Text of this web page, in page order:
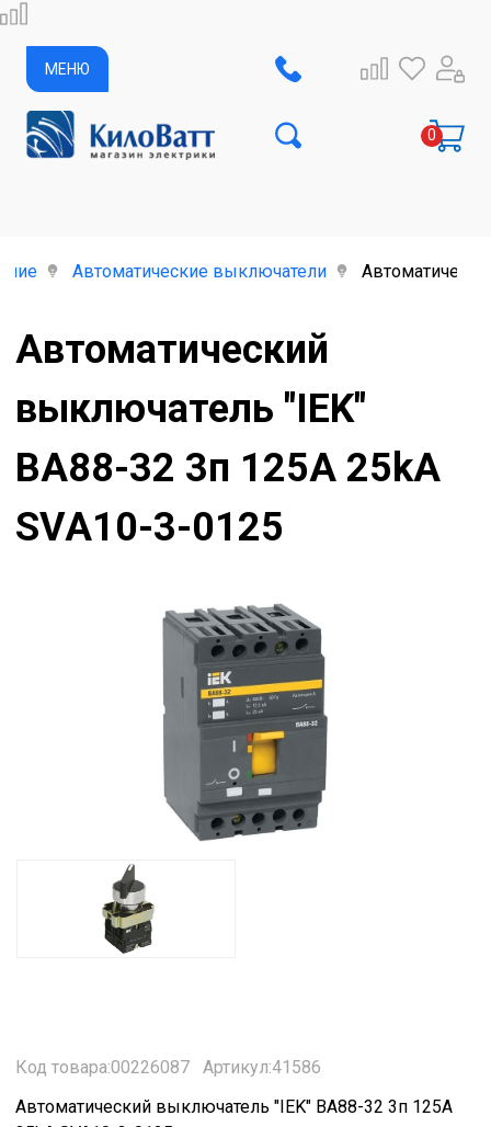
МЕНЮ
Автоматические выключатели
Автоматический
выключатель "IEK"
ВА88-32 3п 125А 25kA
SVA10-3-0125
Код товара:00226087
Артикул:41586
Автоматический выключатель "IEK" ВА88-32 3п 125А